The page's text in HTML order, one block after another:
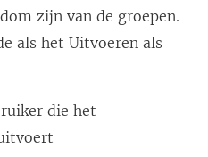
zijn van de groepen.
als het Uitvoeren als
die het